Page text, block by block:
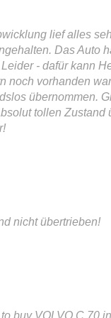
lief alles
Das Auto
- dafür kann
noch vorhanden
übernommen.
tollen Zustand
nicht übertrieben!
buy VOLVO C 70